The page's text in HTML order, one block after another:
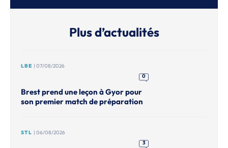
Plus d’actualités
LBE | 07/08/2026
0
Brest prend une leçon à Gyor pour
son premier match de préparation
STL | 06/08/2026
3